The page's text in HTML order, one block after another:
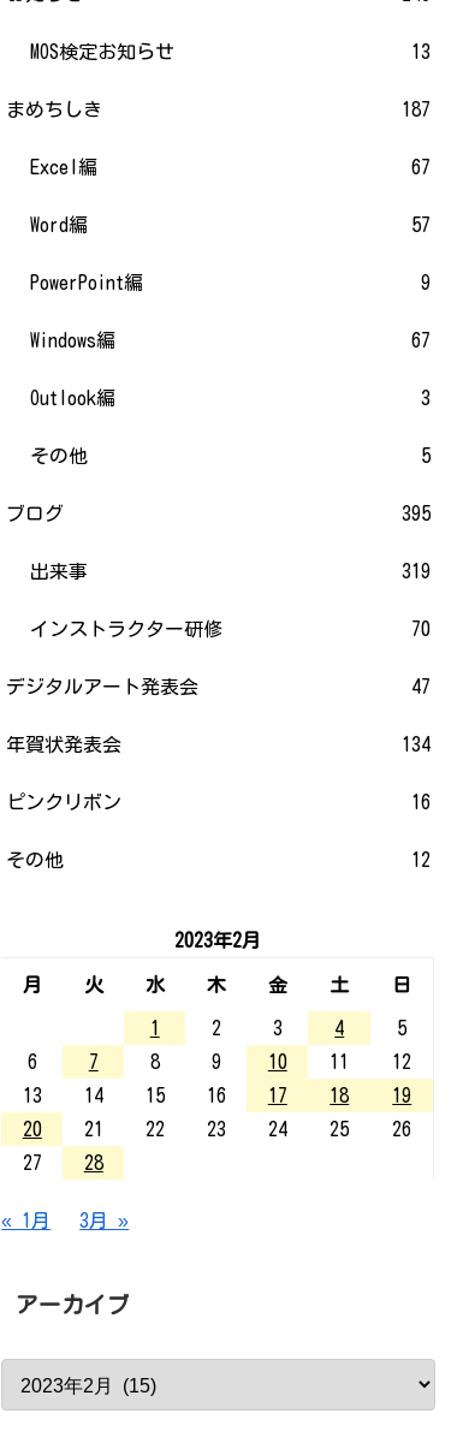
MOS検定お知らせ 13
まめちしき 187
Excel編 67
Word編 57
PowerPoint編 9
Windows編 67
Outlook編 3
その他 5
ブログ 395
出来事 319
インストラクター研修 70
デジタルアート発表会 47
年賀状発表会 134
ピンクリボン 16
その他 12
2023年2月
月 火 水 木 金 土 日
1 2 3 4
5
6
7 8 9 10 11
12
13
14 15 16 17 18
19
20
21 22 23 24 25
26
27
28
« 1月 3月 »
アーカイブ